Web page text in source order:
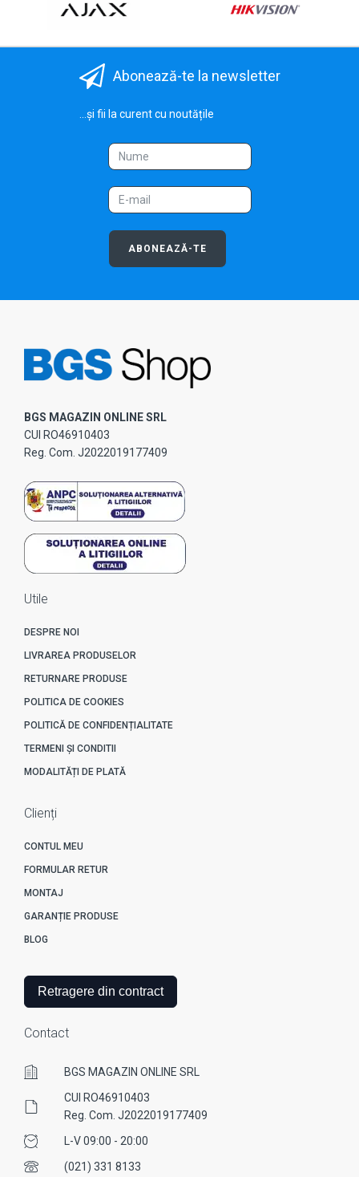
Abonează-te la newsletter
...și fii la curent cu noutățile
ABONEAZĂ-TE
BGS MAGAZIN ONLINE SRL
CUI RO46910403
Reg. Com. J2022019177409
Utile
DESPRE NOI
LIVRAREA PRODUSELOR
RETURNARE PRODUSE
POLITICA DE COOKIES
POLITICĂ DE CONFIDENȚIALITATE
TERMENI ȘI CONDITII
MODALITĂȚI DE PLATĂ
Clienți
CONTUL MEU
FORMULAR RETUR
MONTAJ
GARANȚIE PRODUSE
BLOG
Retragere din contract
Contact
BGS MAGAZIN ONLINE SRL
CUI RO46910403
Reg. Com. J2022019177409
L-V 09:00 - 20:00
(021) 331 8133